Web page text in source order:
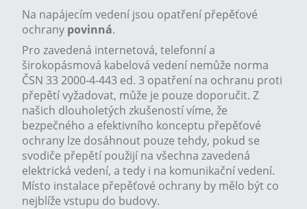
Na napájecím vedení jsou opatření přepěťové
ochrany povinná.
Pro zavedená internetová, telefonní a
širokopásmová kabelová vedení nemůže norma
ČSN 33 2000-4-443 ed. 3 opatření na ochranu proti
přepětí vyžadovat, může je pouze doporučit. Z
našich dlouholetých zkušeností víme, že
bezpečného a efektivního konceptu přepěťové
ochrany lze dosáhnout pouze tehdy, pokud se
svodiče přepětí použijí na všechna zavedená
elektrická vedení, a tedy i na komunikační vedení.
Místo instalace přepěťové ochrany by mělo být co
nejblíže vstupu do budovy.